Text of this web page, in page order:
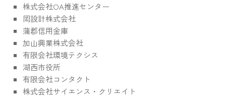
株式会社OA推進センター
岡設計株式会社
蒲郡信用金庫
加山興業株式会社
有限会社環境テクシス
湖西市役所
有限会社コンタクト
株式会社サイエンス・クリエイト